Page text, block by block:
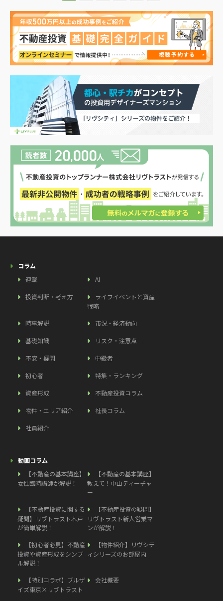
コラム
連載
AI
投資判断・考え方
ライフイベントと資産
戦略
時事解説
市況・経済動向
基礎知識 リスク・注意点
不安・疑問 中級者
初心者 特集・ランキング
資産形成 不動産投資コラム
物件・エリア紹介 社長コラム
社員紹介
動画コラム
【不動産の基本講座】
女性臨時講師が解説！
【不動産の基本講座】
教えて！中山ティーチャ
ー
【不動産投資に関する
疑問】リヴトラスト木戸
が簡単解説！
【不動産投資の疑問】
リヴトラスト新人営業マ
ンが解説！
【初心者必見】不動産
投資や資産形成をシンプ
ル解説！
【物件紹介】リヴシテ
ィシリーズのお部屋内
【特別コラボ】ブルザ
イズ東京×リヴトラスト
会社概要